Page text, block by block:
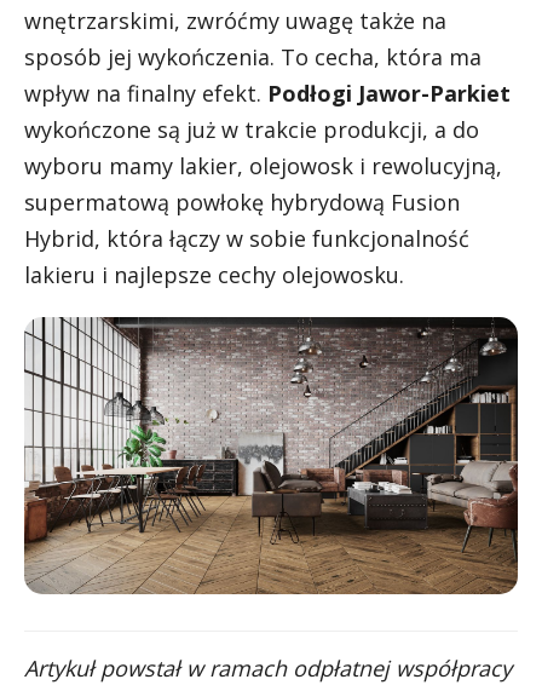
wnętrzarskimi, zwróćmy uwagę także na
sposób jej wykończenia. To cecha, która ma
wpływ na finalny efekt. Podłogi Jawor-Parkiet
wykończone są już w trakcie produkcji, a do
wyboru mamy lakier, olejowosk i rewolucyjną,
supermatową powłokę hybrydową Fusion
Hybrid, która łączy w sobie funkcjonalność
lakieru i najlepsze cechy olejowosku.
Artykuł powstał w ramach odpłatnej współpracy